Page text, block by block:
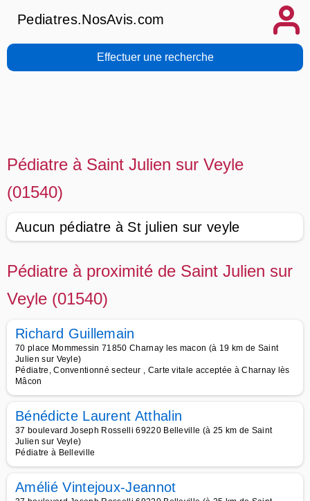
Pediatres.NosAvis.com
Effectuer une recherche
Pédiatre à Saint Julien sur Veyle
(01540)
Aucun pédiatre à St julien sur veyle
Pédiatre à proximité de Saint Julien sur
Veyle (01540)
Richard Guillemain
70 place Mommessin 71850 Charnay les macon (à 19 km de Saint
Julien sur Veyle)
Pédiatre, Conventionné secteur , Carte vitale acceptée à Charnay lès
Mâcon
Bénédicte Laurent Atthalin
37 boulevard Joseph Rosselli 69220 Belleville (à 25 km de Saint
Julien sur Veyle)
Pédiatre à Belleville
Amélié Vintejoux-Jeannot